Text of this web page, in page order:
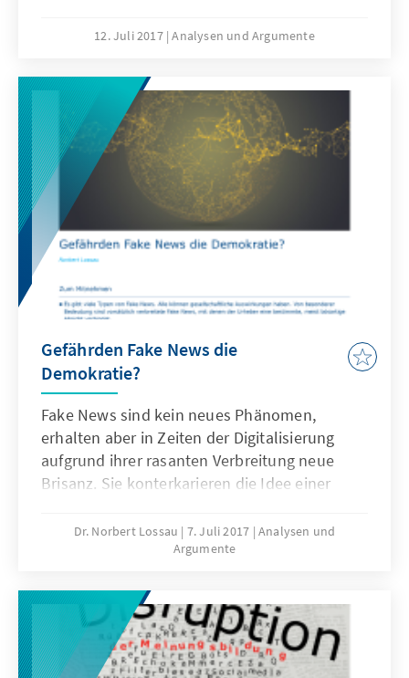
Gerade Sportvereine können für Menschen
Flüchtlinge ein Zugangsweg zu unserer Kultur
und ein Lernort für Partizipation und
bürgerschaftliches Engagement sein.
Integration im Sport findet aber nicht wie von
selbst oder nebenbei statt, sondern bedarf
einer pädagogisch durchdachten Planung und
Ausrichtung der Integrationsprozesse.
12. Juli 2017 Analysen und Argumente
Gefährden Fake News die
Demokratie?
Fake News sind kein neues Phänomen,
erhalten aber in Zeiten der Digitalisierung
aufgrund ihrer rasanten Verbreitung neue
Brisanz. Sie konterkarieren die Idee einer
daher besonders verwerflich. Wie kann man
Falschmeldungen erkennen? Welche
unterbinden? Sowohl Nutzer als auch
Anbieter können etwas dagegen tun. In einem
Policy Paper werden die Möglichkeiten der
Gegenwehr beschrieben.
Dr. Norbert Lossau 7. Juli 2017 Analysen und
Argumente